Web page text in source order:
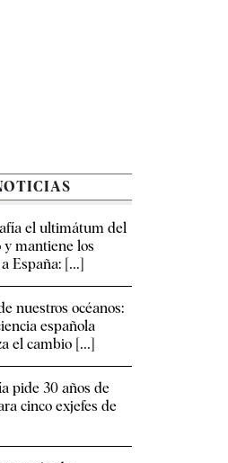
el ultimátum del
y mantiene los
España: [...]
nuestros océanos:
española
el cambio [...]
pide 30 años de
cinco exjefes de